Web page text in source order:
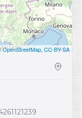
OpenStreetMap, CC-BY-SA